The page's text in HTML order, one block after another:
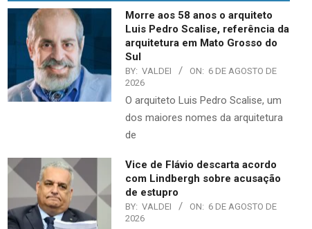
Morre aos 58 anos o arquiteto
Luis Pedro Scalise, referência da
arquitetura em Mato Grosso do
Sul
BY: VALDEI ON: 6 DE AGOSTO DE
2026
O arquiteto Luis Pedro Scalise, um
dos maiores nomes da arquitetura
de
Vice de Flávio descarta acordo
com Lindbergh sobre acusação
de estupro
BY: VALDEI ON: 6 DE AGOSTO DE
2026